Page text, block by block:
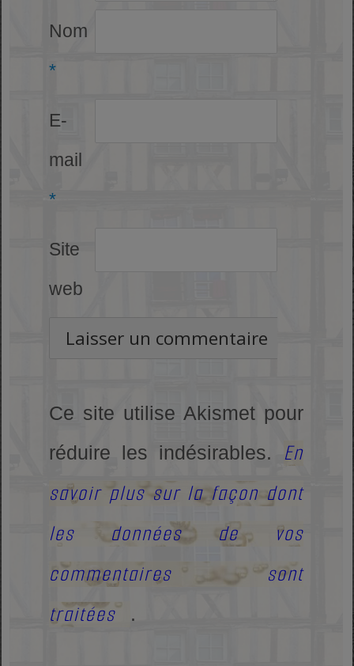
Nom
*
E-
mail
*
Site
web
Ce site utilise Akismet pour
réduire les indésirables. En
savoir plus sur la façon dont
les données de vos
commentaires sont
traitées
.